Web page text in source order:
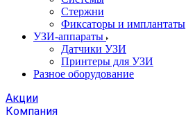
Стержни
Фиксаторы и имплантаты
УЗИ-аппараты
Датчики УЗИ
Принтеры для УЗИ
Разное оборудование
Акции
Компания